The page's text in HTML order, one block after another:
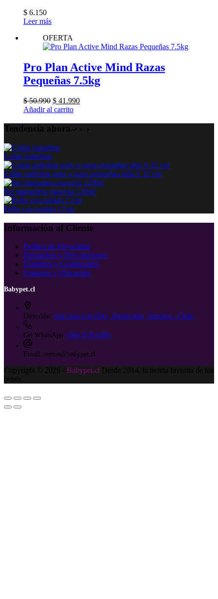
$ 6.150
Leer más
OFERTA
Pro Plan Active Mind Razas
Pequeñas 7.5kg
$50.990 El
precio
era:
$ 41.990El
es:
Añadir al carrito
Tendencia ahora
Collar Isabelino
Collar pañoleta gato o razas pequeñas talla S 32 cm
Set mamadera mascota 120ml
Pollo con sonido 17cm
Información al Cliente
Política de Privacidad
Despachos y Devoluciones
Términos y Condiciones
Contacto y Ubicación
Babypet.cl
Dirección: José Luis Coo 0541, Puente Alto, Santiago - Chile.
Cel WhatsApp +569 7676 0385
Email: ventas@babypet.cl
Copyright © 2026 - Babypet.cl Desde 2014, la tienda favorita de tus
bebés.